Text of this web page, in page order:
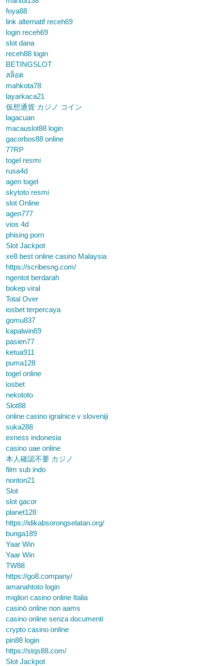
foya88
link alternatif receh69
login receh69
slot dana
receh88 login
BETINGSLOT
สล็อต
mahkota78
layarkaca21
仮想通貨 カジノ コイン
lagacuan
macauslot88 login
gacorbos88 online
77RP
togel resmi
rusa4d
agen togel
skytoto resmi
slot Online
agen777
vios 4d
phising porn
Slot Jackpot
xe8 best online casino Malaysia
https://scribesng.com/
ngentot berdarah
bokep viral
Total Over
iosbet terpercaya
gomu837
kapalwin69
pasien77
ketua911
puma128
togel online
iosbet
nekototo
Slot88
online casino igralnice v sloveniji
suka288
exness indonesia
casino uae online
本人確認不要 カジノ
film sub indo
nonton21
Slot
slot gacor
planet128
https://idikabsorongselatan.org/
bunga189
Yaar Win
Yaar Win
TW88
https://go8.company/
amanahtoto login
migliori casino online Italia
casinò online non aams
casino online senza documenti
crypto casino online
pin88 login
https://stqs88.com/
Slot Jackpot